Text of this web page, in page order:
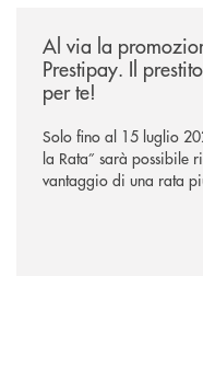
Al via la
Prestipay. Il
per te!
Solo fino al 15 luglio
la Rata” sarà possibile
vantaggio di una rata